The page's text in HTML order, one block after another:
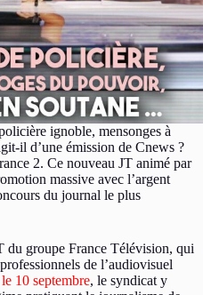
ignoble, mensonges à
il d’une émission de Cnews ?
2. Ce nouveau JT animé par
massive avec l’argent
du journal le plus
du groupe France Télévision, qui
de l’audiovisuel
10 septembre, le syndicat y